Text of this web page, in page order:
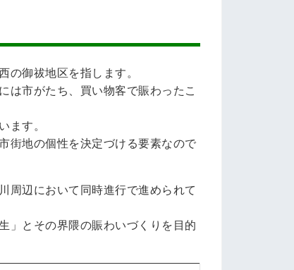
御祓地区を指します。
は市がたち、買い物客で賑わったこ
ます。
街地の個性を決定づける要素なので
周辺において同時進行で進められて
」とその界隈の賑わいづくりを目的